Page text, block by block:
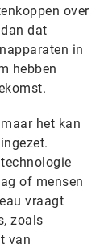
over
dat
in
hebben
het kan
of mensen
vraagt
zoals
van